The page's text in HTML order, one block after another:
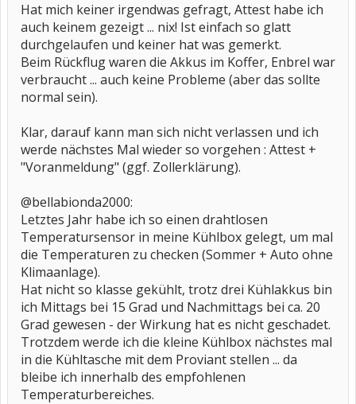
Hat mich keiner irgendwas gefragt, Attest habe ich
auch keinem gezeigt ... nix! Ist einfach so glatt
durchgelaufen und keiner hat was gemerkt.
Beim Rückflug waren die Akkus im Koffer, Enbrel war
verbraucht ... auch keine Probleme (aber das sollte
normal sein).
Klar, darauf kann man sich nicht verlassen und ich
werde nächstes Mal wieder so vorgehen : Attest +
"Voranmeldung" (ggf. Zollerklärung).
@bellabionda2000:
Letztes Jahr habe ich so einen drahtlosen
Temperatursensor in meine Kühlbox gelegt, um mal
die Temperaturen zu checken (Sommer + Auto ohne
Klimaanlage).
Hat nicht so klasse gekühlt, trotz drei Kühlakkus bin
ich Mittags bei 15 Grad und Nachmittags bei ca. 20
Grad gewesen - der Wirkung hat es nicht geschadet.
Trotzdem werde ich die kleine Kühlbox nächstes mal
in die Kühltasche mit dem Proviant stellen ... da
bleibe ich innerhalb des empfohlenen
Temperaturbereiches.